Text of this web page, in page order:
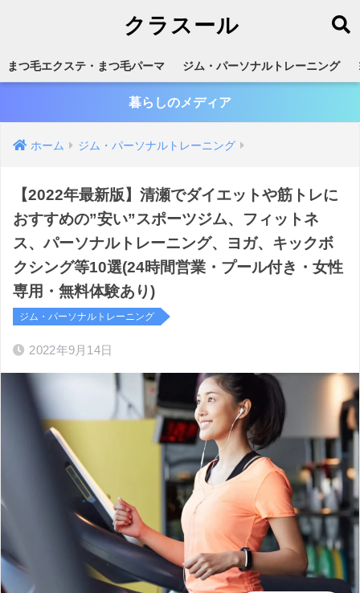
クラスール
まつ毛エクステ・まつ毛パーマ ジム・パーソナルトレーニング
暮らしのメディア
ホーム ジム・パーソナルトレーニング
【2022年最新版】清瀬でダイエットや筋トレに
おすすめの”安い”スポーツジム、フィットネ
ス、パーソナルトレーニング、ヨガ、キックボ
クシング等10選(24時間営業・プール付き・女性
専用・無料体験あり)
ジム・パーソナルトレーニング
2022年9月14日